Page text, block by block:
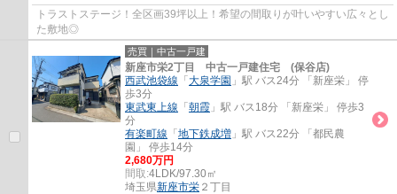
トラストステージ！全区画39坪以上！希望の間取りが叶いやすい広々とし
た敷地◎
売買｜中古一戸建
新座市栄2丁目 中古一戸建住宅 (保谷店)
西武池袋線 「 大泉学園 」駅 バス24分 「新座栄」 停
歩3分
東武東上線 「 朝霞 」駅 バス18分 「新座栄」 停歩3
分
有楽町線 「 地下鉄成増 」駅 バス22分 「都民農
園」 停歩14分
2,680万円
間取:4LDK/97.30㎡
埼玉県新座市栄 ２丁目